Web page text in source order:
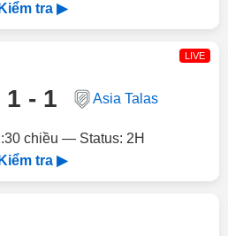
Kiểm tra ▶
LIVE
1 - 1 Asia Talas
chiều — Status: 2H
Kiểm tra ▶